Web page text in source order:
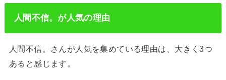
人間不信。が人気の理由
人間不信。さんが人気を集めている理由は、大きく3つ
あると感じます。